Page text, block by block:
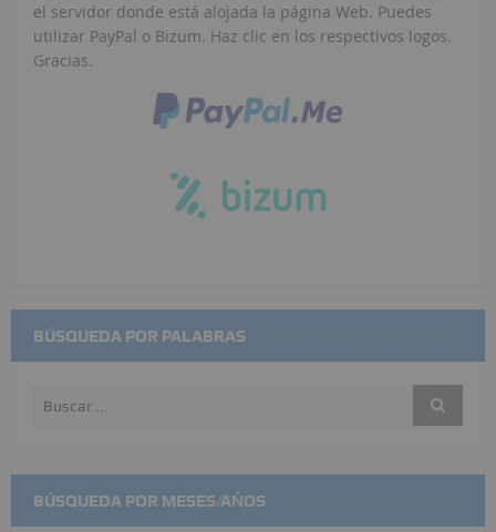
el servidor donde está alojada la página Web. Puedes
utilizar PayPal o Bizum. Haz clic en los respectivos logos.
Gracias.
BÚSQUEDA POR PALABRAS
BÚSQUEDA POR MESES/AÑOS